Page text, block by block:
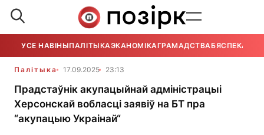
УСЕ НАВІНЫПАЛІТЫКАЭКАНОМІКАГРАМАДСТВАБЯСПЕКА
Палітыка 17.09.2025 23:13
Прадстаўнік акупацыйнай адміністрацыі
Херсонскай вобласці заявіў на БТ пра
“акупацыю Украінай“